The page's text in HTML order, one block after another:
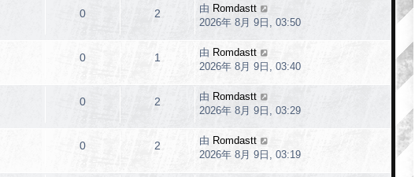
0 2 由 Romdastt
2026年 8月 9日, 03:50
0 1 由 Romdastt
2026年 8月 9日, 03:40
0 2 由 Romdastt
2026年 8月 9日, 03:29
0 2 由 Romdastt
2026年 8月 9日, 03:19